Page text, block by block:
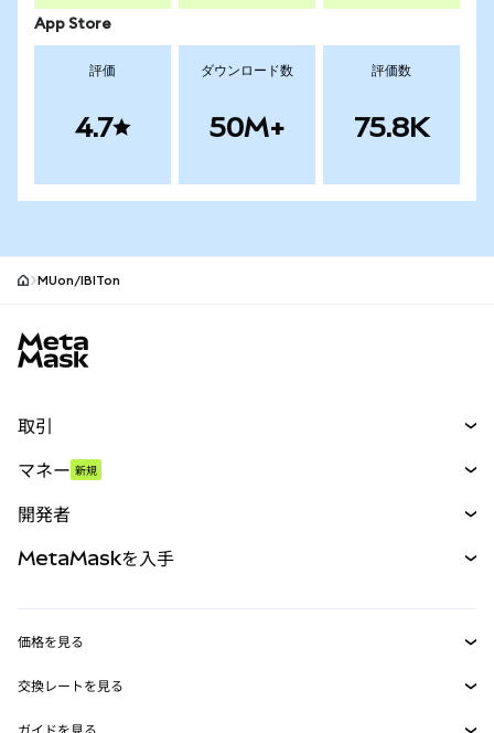
App Store
評価
4.7
ダウンロード数
50M+
評価数
75.8K
MUon/IBITon
取引
パーペチュアル
RWA
マネー 新規
開発者
MetaMask Connect
MetaMaskを入手
価格を見る
イーサリアムの価格
Solanaの価格
交換レートを見る